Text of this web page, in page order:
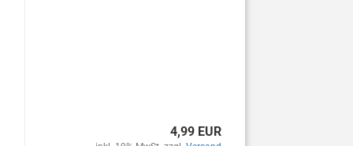
4,99 EUR